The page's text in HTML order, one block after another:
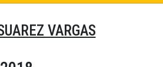
VARGAS